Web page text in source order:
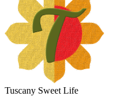
Tuscany Sweet Life